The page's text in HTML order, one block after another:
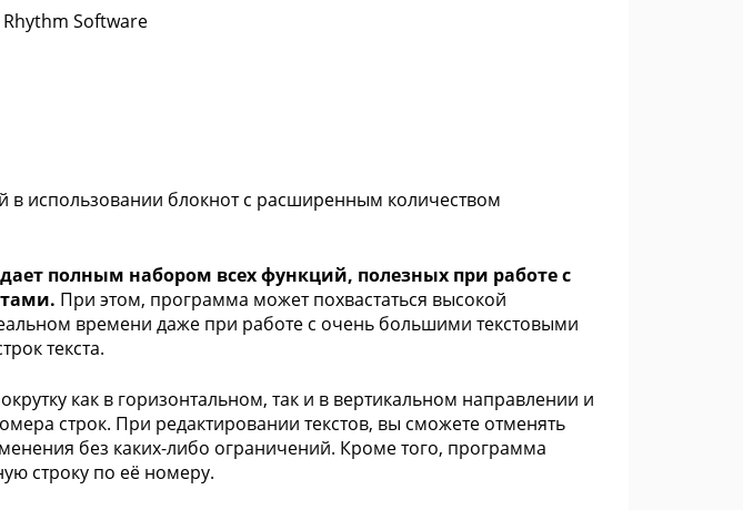
Rhythm Software
в использовании блокнот с расширенным количеством
полным набором всех функций, полезных при работе с
При этом, программа может похвастаться высокой
времени даже при работе с очень большими текстовыми
текста.
как в горизонтальном, так и в вертикальном направлении и
строк. При редактировании текстов, вы сможете отменять
без каких-либо ограничений. Кроме того, программа
строку по её номеру.